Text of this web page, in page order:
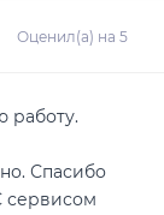
Оценил(а) на 5
работу.
Спасибо
сервисом